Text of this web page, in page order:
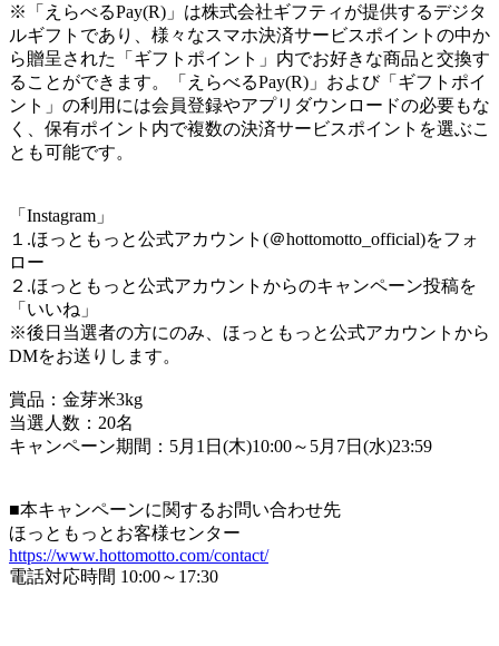
※「えらべるPay(R)」は株式会社ギフティが提供するデジタ
ルギフトであり、様々なスマホ決済サービスポイントの中か
ら贈呈された「ギフトポイント」内でお好きな商品と交換す
ることができます。「えらべるPay(R)」および「ギフトポイ
ント」の利用には会員登録やアプリダウンロードの必要もな
く、保有ポイント内で複数の決済サービスポイントを選ぶこ
とも可能です。
「Instagram」
１.ほっともっと公式アカウント(＠hottomotto_official)をフォ
ロー
２.ほっともっと公式アカウントからのキャンペーン投稿を
「いいね」
※後日当選者の方にのみ、ほっともっと公式アカウントから
DMをお送りします。
賞品：金芽米3kg
当選人数：20名
キャンペーン期間：5月1日(木)10:00～5月7日(水)23:59
■本キャンペーンに関するお問い合わせ先
ほっともっとお客様センター
https://www.hottomotto.com/contact/
電話対応時間 10:00～17:30